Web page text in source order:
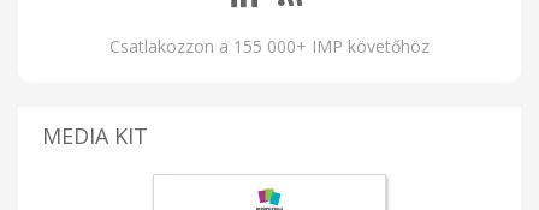
Csatlakozzon a 155 000+ IMP követőhöz
MEDIA KIT